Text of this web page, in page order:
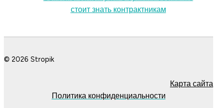
стоит знать контрактникам
© 2026 Stropik
Карта сайта
Политика конфиденциальности